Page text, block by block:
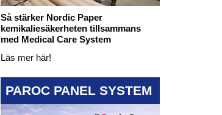
Så stärker Nordic Paper
kemikaliesäkerheten tillsammans
med Medical Care System
Läs mer här!
PAROC PANEL SYSTEM